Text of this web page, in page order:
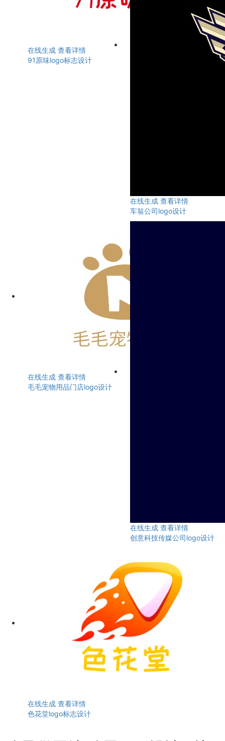
在线生成 查看详情
91原味logo标志设计
在线生成 查看详情
车翁公司logo设计
在线生成 查看详情
毛毛宠物用品门店logo设计
在线生成 查看详情
创意科技传媒公司logo设计
在线生成 查看详情
色花堂logo标志设计